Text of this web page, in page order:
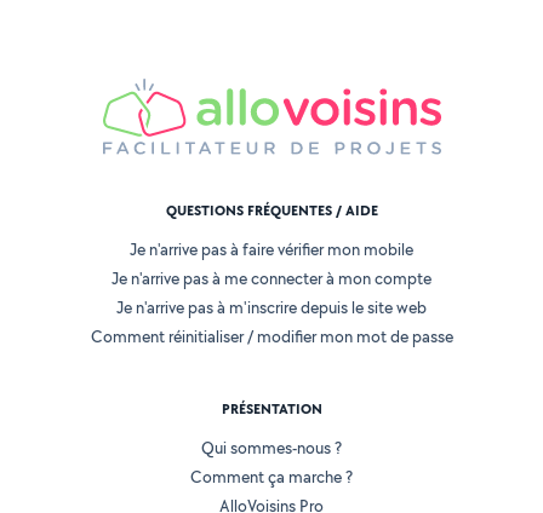
QUESTIONS FRÉQUENTES / AIDE
Je n'arrive pas à faire vérifier mon mobile
Je n'arrive pas à me connecter à mon compte
Je n'arrive pas à m'inscrire depuis le site web
Comment réinitialiser / modifier mon mot de passe
PRÉSENTATION
Qui sommes-nous ?
Comment ça marche ?
AlloVoisins Pro